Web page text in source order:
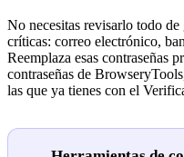
No necesitas revisarlo todo
críticas: correo electrónico,
Reemplaza esas contraseñas
contraseñas de
las que ya tienes con el